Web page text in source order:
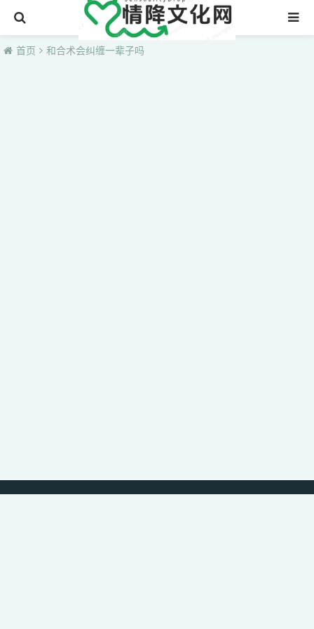
首页
首页 和合术会纠缠一辈子吗